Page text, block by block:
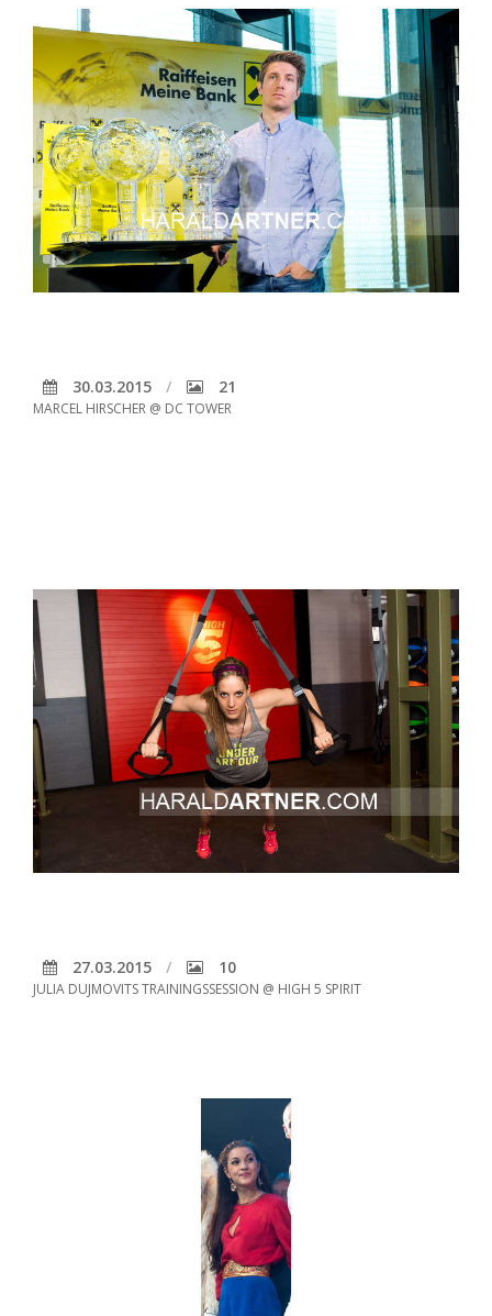
(8)
AUGUST
(30)
SEPTEMBER
OKTOBER
(45)
NOVEMBER
(29)
DEZEMBER
2014
30.03.2015 21
MARCEL HIRSCHER @ DC TOWER
27.03.2015 10
JULIA DUJMOVITS TRAININGSSESSION @ HIGH 5 SPIRIT